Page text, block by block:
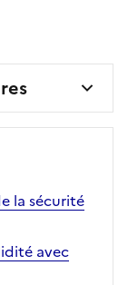
la sécurité
avec